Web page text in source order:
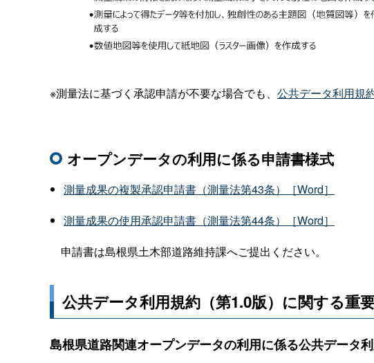
※測量法に基づく承認申請が不要な場合でも、 公共データ利用規
オープンデータの利用に係る申請書様式
測量成果の複製承認申請書（測量法第43条）［Word］
測量成果の使用承認申請書（測量法第44条）［Word］
申請書は島根県土木部道路維持課へご提出ください。
公共データ利用規約（第1.0版）に関する重
島根県道路関連オープンデータの利用に係る公共データ